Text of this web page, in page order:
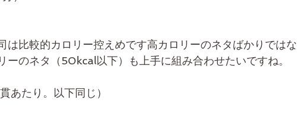
は比較的カロリー控えめです高カロリーのネタばかりではな
ーのネタ（50kcal以下）も上手に組み合わせたいですね。
たり。以下同じ）